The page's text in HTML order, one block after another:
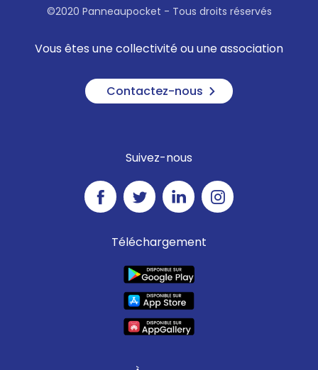
©2020 Panneaupocket - Tous droits réservés
Vous êtes une collectivité ou une association
Contactez-nous
Suivez-nous
Téléchargement